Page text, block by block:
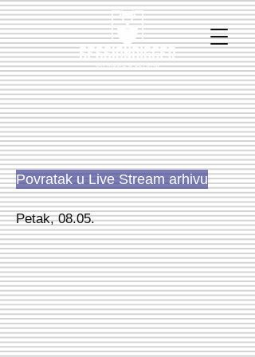
Povratak u Live Stream arhivu
Petak, 08.05.